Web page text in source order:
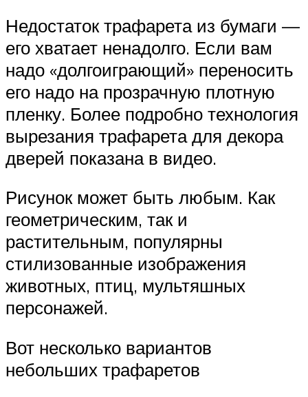
Недостаток трафарета из бумаги —
его хватает ненадолго. Если вам
надо «долгоиграющий» переносить
его надо на прозрачную плотную
пленку. Более подробно технология
вырезания трафарета для декора
дверей показана в видео.
Рисунок может быть любым. Как
геометрическим, так и
растительным, популярны
стилизованные изображения
животных, птиц, мультяшных
персонажей.
Вот несколько вариантов
небольших трафаретов